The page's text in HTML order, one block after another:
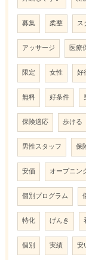
募集 柔整 ス
アッサージ 医療
限定 女性 好
無料 好条件
保険適応 歩ける
男性スタッフ 保
安価 オープニン
個別プログラム
特化 げんき
個別 実績 安